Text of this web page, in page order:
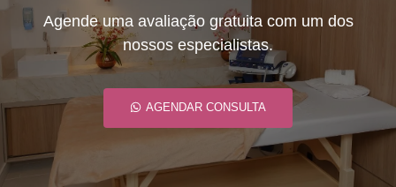
Agende uma avaliação gratuita com um dos
nossos especialistas.
AGENDAR CONSULTA